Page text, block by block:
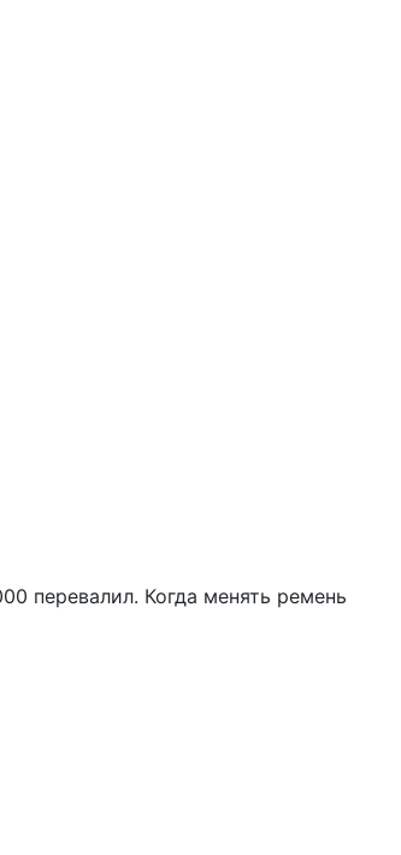
перевалил. Когда менять ремень